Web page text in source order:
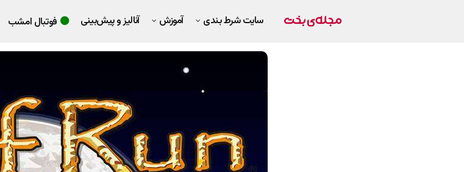
سایت شرط بندی آموزش آنالیز و پیش‌بینی فوتبال امشب